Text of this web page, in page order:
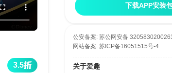
3.5
下载APP安装
公安备案: 苏公网安备
网站备案: 苏ICP备16051515号-4
关于爱趣